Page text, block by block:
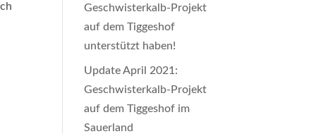
Geschwisterkalb-Projekt
auf dem Tiggeshof
unterstützt haben!
Update April 2021:
Geschwisterkalb-Projekt
auf dem Tiggeshof im
Sauerland